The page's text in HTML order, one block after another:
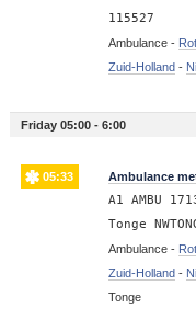
115527
Ambulance -
Zuid-Holland-
Friday 05:00 - 6:00
05:33 Ambulance
A1 AMBU
Tonge
Ambulance -
Zuid-Holland-
Tonge